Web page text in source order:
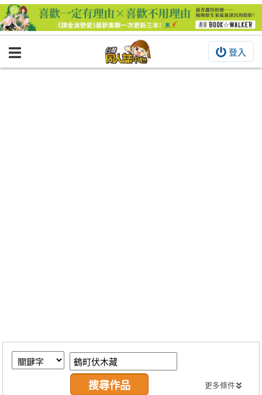
登入
BOOKY書集倉庫
繪圖藝廊
交流中心
攤位轉讓區 更多條件